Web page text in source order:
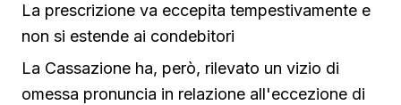
La prescrizione va eccepita tempestivamente e
non si estende ai condebitori
La Cassazione ha, però, rilevato un vizio di
omessa pronuncia in relazione all'eccezione di